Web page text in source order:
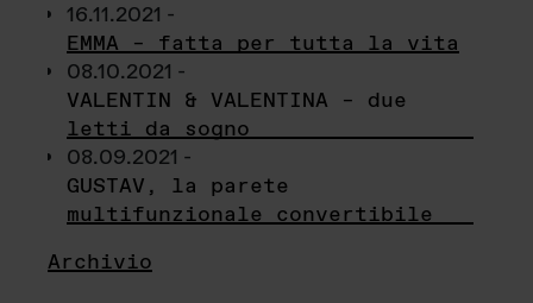
16.11.2021 -
EMMA – fatta per tutta la vita
08.10.2021 -
VALENTIN & VALENTINA – due
letti da sogno
08.09.2021 -
GUSTAV, la parete
multifunzionale convertibile
Archivio